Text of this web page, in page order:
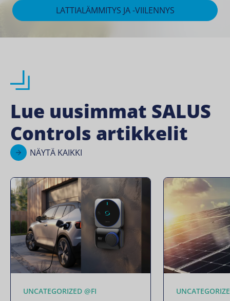
LATTIALÄMMITYS JA -VIILENNYS
Lue uusimmat SALUS
Controls artikkelit
NÄYTÄ KAIKKI
UNCATEGORIZED @FI